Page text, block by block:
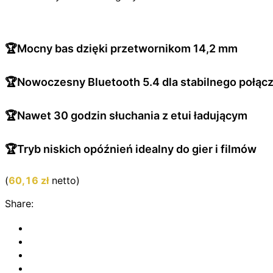
🏆Mocny bas dzięki przetwornikom 14,2 mm
🏆Nowoczesny Bluetooth 5.4 dla stabilnego
🏆Nawet 30 godzin słuchania z etui ładującym
🏆Tryb niskich opóźnień idealny do gier i filmów
(60,16 złnetto)
Share: